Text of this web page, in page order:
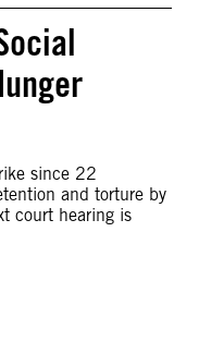
since 22
and torture by
court hearing is